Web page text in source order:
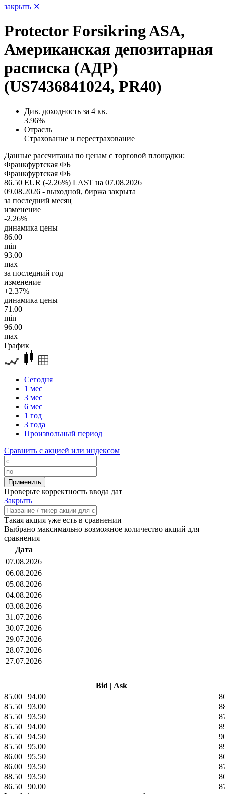
закрыть ✕
Protector Forsikring ASA,
Американская депозитарная
расписка (АДР)
(US7436841024, PR40)
Див. доходность за 4 кв.
3.96%
Отрасль
Страхование и перестрахование
Данные рассчитаны по ценам с торговой площадки:
Франкфуртская ФБ
Франкфуртская ФБ
86.50 EUR (-2.26%) LAST на 07.08.2026
09.08.2026 - выходной, биржа закрыта
за последний месяц
изменение
-2.26%
динамика цены
86.00
min
93.00
max
за последний год
изменение
+2.37%
динамика цены
71.00
min
96.00
max
График
Сегодня
1 мес
3 мес
6 мес
1 год
3 года
Произвольный период
Сравнить с акцией или индексом
Проверьте корректность ввода дат
Закрыть
Такая акция уже есть в сравнении
Выбрано максимально возможное количество акций для
сравнения
Дата
07.08.2026
06.08.2026
05.08.2026
04.08.2026
03.08.2026
31.07.2026
30.07.2026
29.07.2026
28.07.2026
27.07.2026
Bid | Ask
85.00 | 94.00
85.50 | 93.00
85.50 | 93.50
85.50 | 94.00
85.50 | 94.50
85.50 | 95.00
86.00 | 95.50
86.00 | 93.50
88.50 | 93.50
86.50 | 90.00